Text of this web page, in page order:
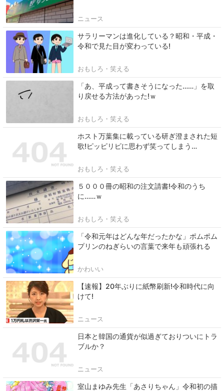
ニュース
サラリーマンは進化している？昭和・平成・
令和で見た目が変わっている!
おもしろ・笑える
「あ、平成って書きそうになった……」を取
り戻せる方法があった!ｗ
おもしろ・笑える
ホスト万葉集に載っている研ぎ澄まされた短
歌!ピッピリピに思わず笑ってしまう…
おもしろ・笑える
５０００冊の昭和の注文請書!令和のうち
に……ｗ
おもしろ・笑える
「令和元年はどんな年だったかな」ポムポム
プリンのねぎらいの言葉で来年も頑張れる
かわいい
【速報】20年ぶりに紙幣刷新!令和時代に向
けて!
ニュース
日本と韓国の通貨が似過ぎておりついにトラ
ブルか？
ニュース
室山まゆみ先生「あさりちゃん」令和初の描